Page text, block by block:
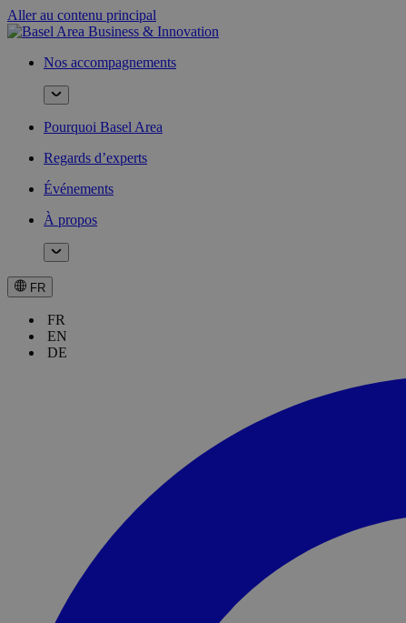
Aller au contenu principal
Nos accompagnements
Pourquoi Basel Area
Regards d’experts
Événements
À propos
FR
FR
EN
DE